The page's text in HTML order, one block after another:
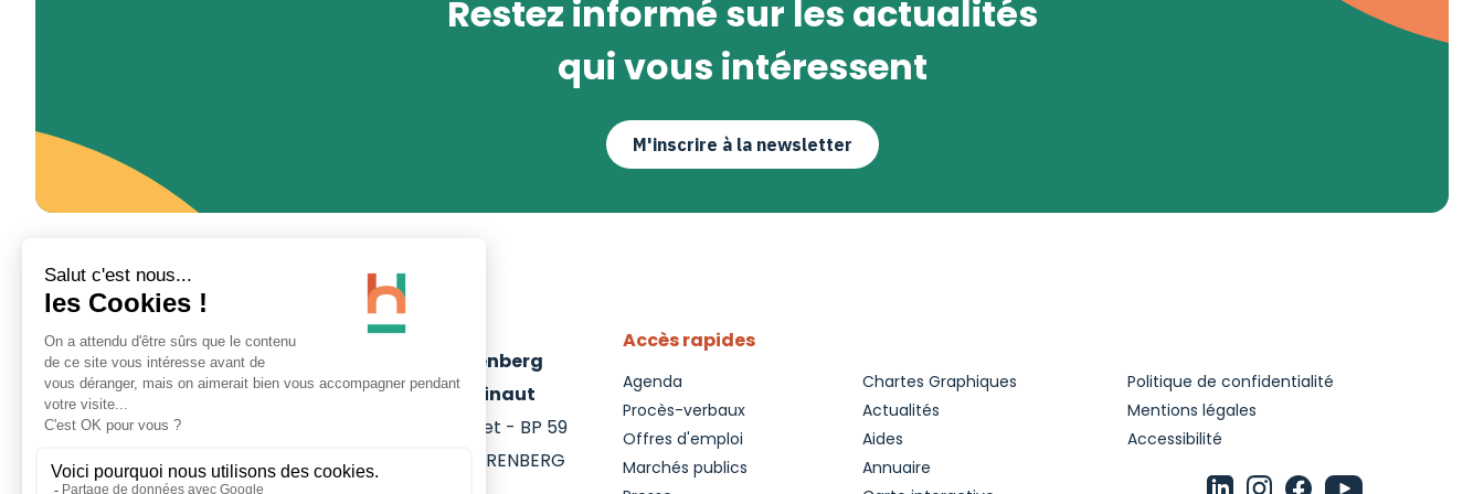
Restez informé sur les actualités
qui vous intéressent
M'inscrire à la newsletter
Site Minier d'Arenberg
- La Porte du Hainaut
Rue Michel-Rondet - BP 59
59135
WALLERS-ARENBERG
Accès rapides
Agenda
Chartes Graphiques
Procès-verbaux
Actualités
Offres d'emploi
Aides
Marchés publics
Annuaire
Politique de confidentialité
Mentions légales
Accessibilité